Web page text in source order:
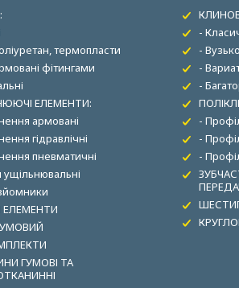
термопласти
фітингами
ЕЛЕМЕНТИ:
армовані
гідравлічні
пневматичні
ущільнювальні
ЕЛЕМЕНТИ
ГУМОВІ ТА
-
-
-
-
-
-
-